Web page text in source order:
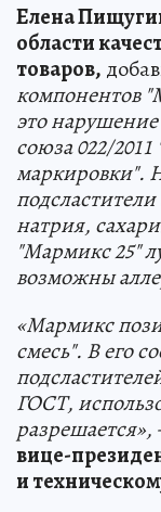
Елена
области
товаров,
компонентов
это
союза 022/
маркировки".
натрия,
"Мармикс 25"
возможны
«Мармикс
смесь". В его
ГОСТ,
вице-
и